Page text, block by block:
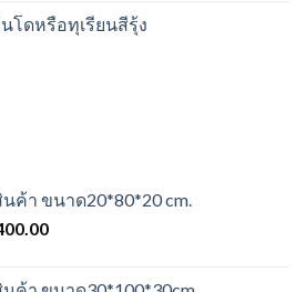
โดหรือทุเรียนสีรุ้ง
ค้า ขนาด20*80*20 cm.
Current